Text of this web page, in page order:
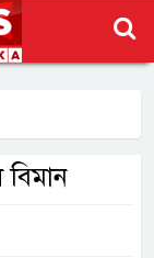
বিমান